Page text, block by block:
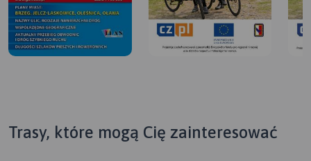
Trasy, które mogą Cię zainteresować